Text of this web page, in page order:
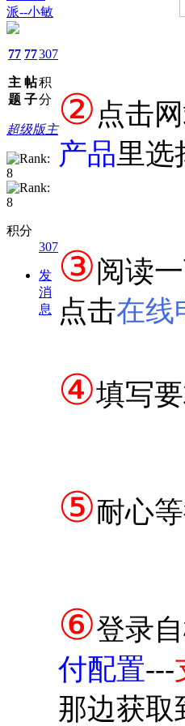
派--小敏
77
主
题
77
帖
子
307
积
分
超级版主
积分
307
发
消
息
② 点击
产品里选
③阅读
点击在线
④填写
⑤耐心
⑥登录
付配置---
那边获取